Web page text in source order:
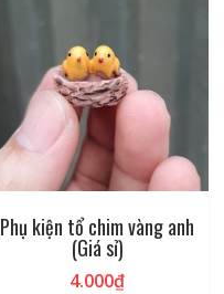
Phụ kiện tổ chim vàng anh
(Giá sỉ)
4.000₫